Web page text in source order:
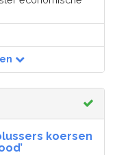
koersen